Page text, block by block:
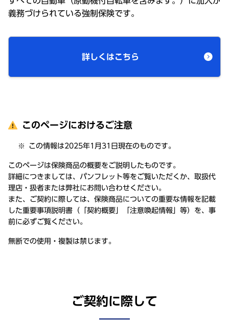
義務づけられている強制保険です。
詳しくはこちら
このページにおけるご注意
この情報は2025年1月31日現在のものです。
このページは保険商品の概要をご説明したものです。
詳細につきましては、パンフレット等をご覧いただくか、取扱代
理店・扱者または弊社にお問い合わせください。
また、ご契約に際しては、保険商品についての重要な情報を記載
した重要事項説明書（「契約概要」「注意喚起情報」等）を、事
前に必ずご覧ください。
無断での使用・複製は禁じます。
ご契約に際して